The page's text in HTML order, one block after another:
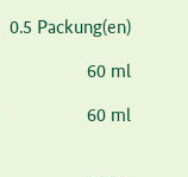
0.5 Packung(en)
60 ml
60 ml